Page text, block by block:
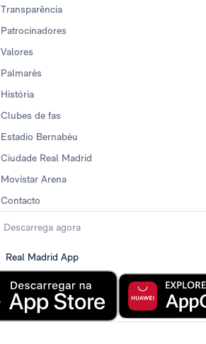
Transparência
Patrocinadores
Valores
Palmarés
História
Clubes de fas
Estadio Bernabéu
Ciudade Real Madrid
Movistar Arena
Contacto
Descarrega agora
Real Madrid App